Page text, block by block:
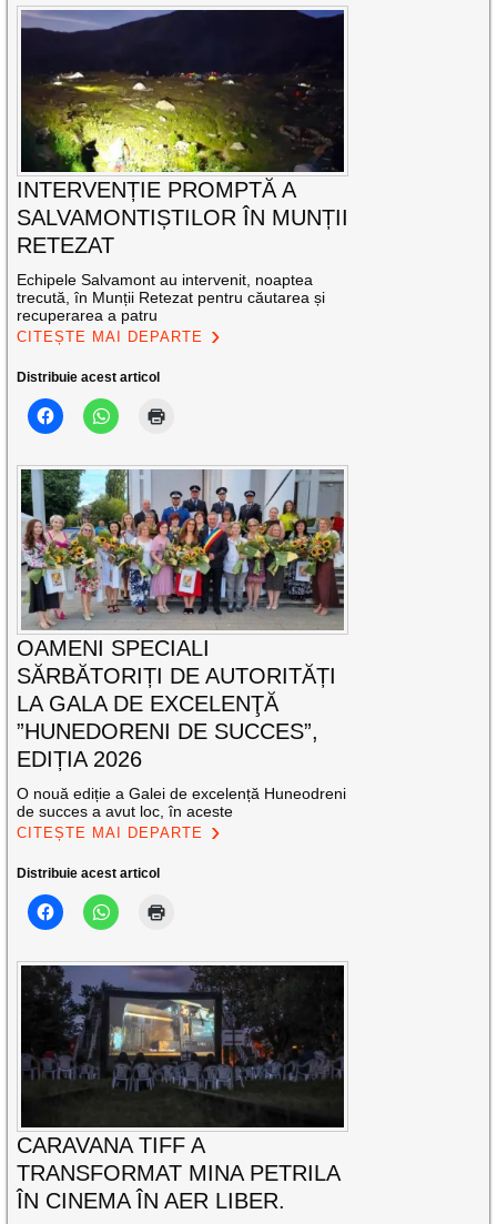
INTERVENȚIE PROMPTĂ A
SALVAMONTIȘTILOR ÎN MUNȚII
RETEZAT
Echipele Salvamont au intervenit, noaptea
trecută, în Munții Retezat pentru căutarea și
recuperarea a patru
CITEȘTE MAI DEPARTE
Distribuie acest articol
OAMENI SPECIALI
SĂRBĂTORIȚI DE AUTORITĂȚI
LA GALA DE EXCELENŢĂ
”HUNEDORENI DE SUCCES”,
EDIȚIA 2026
O nouă ediție a Galei de excelență Huneodreni
de succes a avut loc, în aceste
CITEȘTE MAI DEPARTE
Distribuie acest articol
CARAVANA TIFF A
TRANSFORMAT MINA PETRILA
ÎN CINEMA ÎN AER LIBER.